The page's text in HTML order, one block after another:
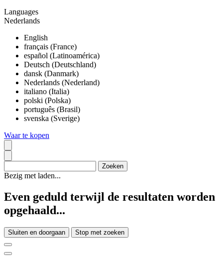
Languages
Nederlands
English
français (France)
español (Latinoamérica)
Deutsch (Deutschland)
dansk (Danmark)
Nederlands (Nederland)
italiano (Italia)
polski (Polska)
português (Brasil)
svenska (Sverige)
Waar te kopen
Bezig met laden...
Even geduld terwijl de resultaten worden
opgehaald...
Sluiten en doorgaan Stop met zoeken